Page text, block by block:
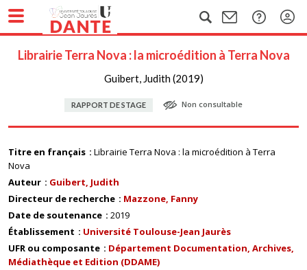
Librairie Terra Nova : la microédition à Terra Nova
Guibert, Judith (2019)
RAPPORT DE STAGE Non consultable
Titre en français
Librairie Terra Nova : la microédition à Terra
Nova
Auteur
Guibert, Judith
Directeur de recherche
Mazzone, Fanny
Date de soutenance
2019
Établissement
Université Toulouse-Jean Jaurès
UFR ou composante
Département Documentation, Archives,
Médiathèque et Edition (DDAME)